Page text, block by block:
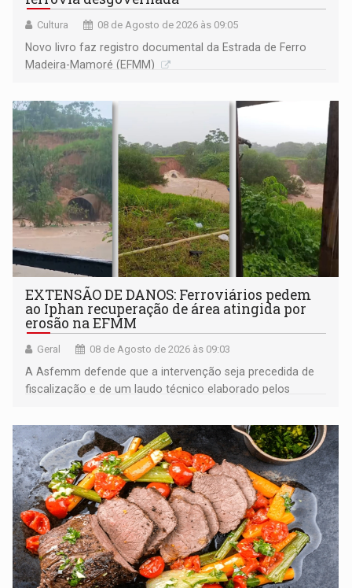
Cultura 08 de Agosto de 2026 às 09:05
Novo livro faz registro documental da Estrada de Ferro
Madeira-Mamoré (EFMM)
EXTENSÃO DE DANOS: Ferroviários pedem
ao Iphan recuperação de área atingida por
erosão na EFMM
Geral 08 de Agosto de 2026 às 09:03
A Asfemm defende que a intervenção seja precedida de
fiscalização e de um laudo técnico elaborado pelos